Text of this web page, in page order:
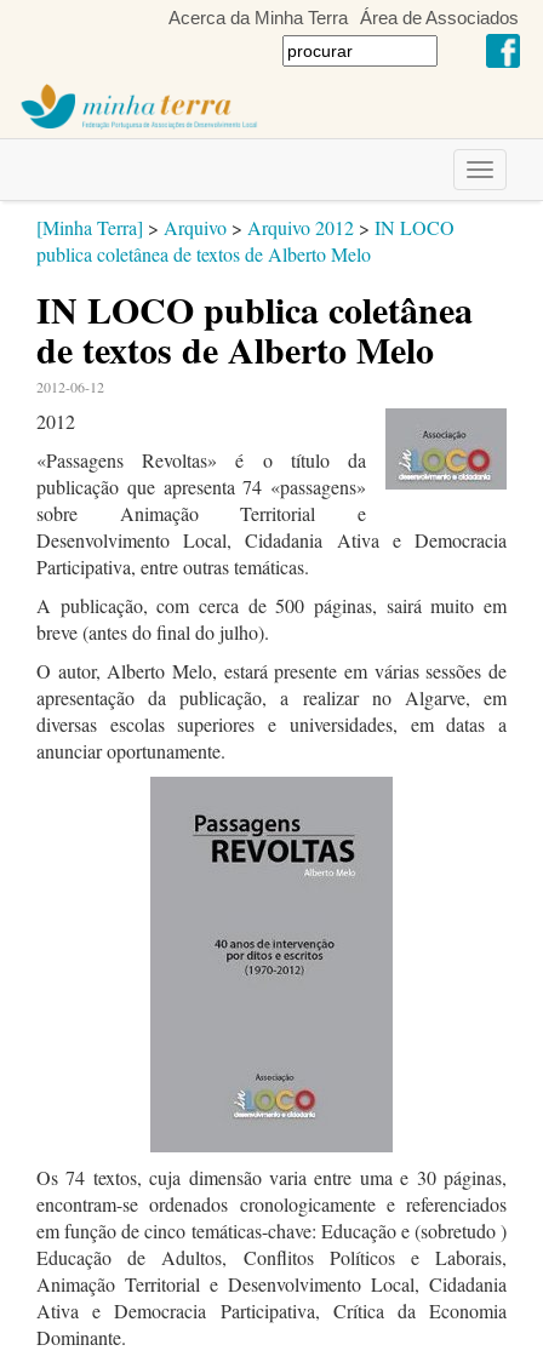
Acerca da Minha Terra Área de Associados
Toggle
[Minha Terra] > Arquivo > Arquivo 2012 > IN LOCO
publica coletânea de textos de Alberto Melo
IN LOCO publica coletânea
de textos de Alberto Melo
2012-06-12
2012
«Passagens Revoltas» é o título da
publicação que apresenta 74 «passagens»
sobre Animação Territorial e
Desenvolvimento Local, Cidadania Ativa e Democracia
Participativa, entre outras temáticas.
A publicação, com cerca de 500 páginas, sairá muito em
breve (antes do final do julho).
O autor, Alberto Melo, estará presente em várias sessões de
apresentação da publicação, a realizar no Algarve, em
diversas escolas superiores e universidades, em datas a
anunciar oportunamente.
Os 74 textos, cuja dimensão varia entre uma e 30 páginas,
encontram-se ordenados cronologicamente e referenciados
em função de cinco temáticas-chave: Educação e (sobretudo )
Educação de Adultos, Conflitos Políticos e Laborais,
Animação Territorial e Desenvolvimento Local, Cidadania
Ativa e Democracia Participativa, Crítica da Economia
Dominante.